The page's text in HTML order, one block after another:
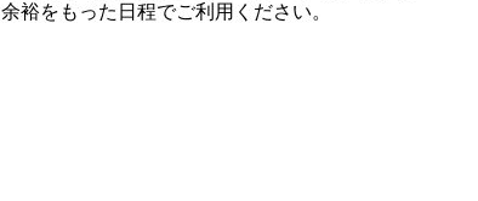
裕をもった日程でご利用ください。